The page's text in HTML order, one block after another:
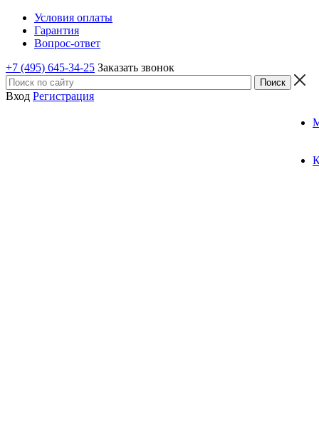
Условия оплаты
Гарантия
Вопрос-ответ
+7 (495) 645-34-25 Заказать звонок
Вход Регистрация